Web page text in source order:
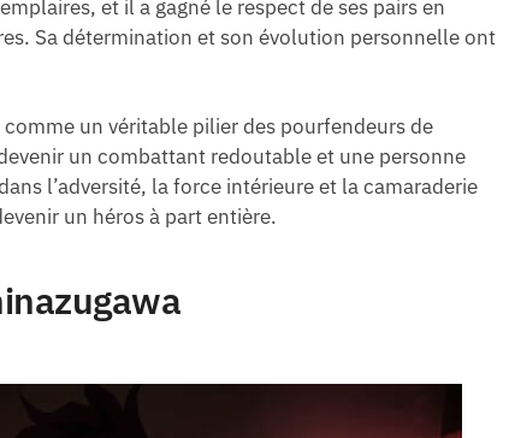
et il a gagné le respect de ses pairs en
Sa détermination et son évolution personnelle ont
un véritable pilier des pourfendeurs de
un combattant redoutable et une personne
l’adversité, la force intérieure et la camaraderie
un héros à part entière.